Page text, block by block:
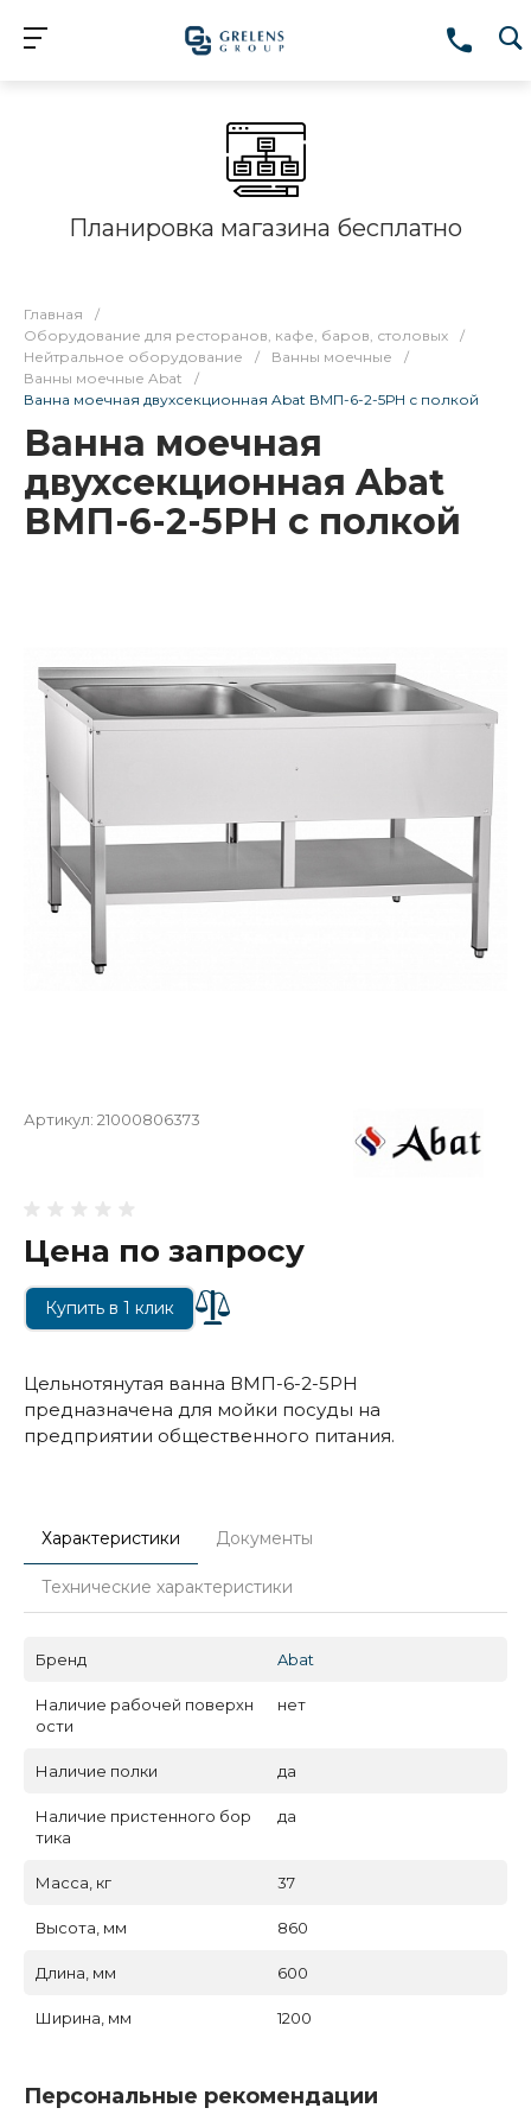
Планировка магазина бесплатно
Главная
/
Оборудование для ресторанов, кафе, баров, столовых
/
Нейтральное оборудование
/ Ванны моечные
/
Ванны моечные Abat
/
Ванна моечная двухсекционная Abat ВМП-6-2-5РН с полкой
Ванна моечная
двухсекционная Abat
ВМП-6-2-5РН с полкой
Артикул: 21000806373
Цена по запросу
Купить в 1 клик
Цельнотянутая ванна ВМП-6-2-5РН
предназначена для мойки посуды на
предприятии общественного питания.
Характеристики Документы
Технические характеристики
Бренд Abat
Наличие рабочей поверхн
ости
нет
Наличие полки да
Наличие пристенного бор
тика
да
Масса, кг 37
Высота, мм 860
Длина, мм 600
Ширина, мм 1200
Персональные рекомендации